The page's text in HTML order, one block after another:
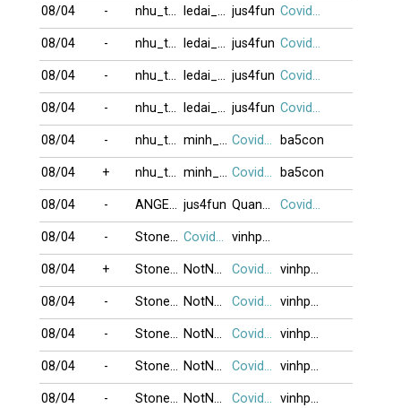
CỜ TƯỚNG
08/04 - nhu_tam ledai_tg jus4fun Covid19
08/04 - nhu_tam ledai_tg jus4fun Covid19
08/04 - nhu_tam ledai_tg jus4fun Covid19
08/04 - nhu_tam ledai_tg jus4fun Covid19
08/04 - nhu_tam minh_62 Covid19 ba5con
08/04 + nhu_tam minh_62 Covid19 ba5con
08/04 - ANGELGIRL jus4fun Quangson Covid19
08/04 - StoneManUSA Covid19 vinhphu1
08/04 + StoneManUSA NotNow29 Covid19 vinhphu1
08/04 - StoneManUSA NotNow29 Covid19 vinhphu1
08/04 - StoneManUSA NotNow29 Covid19 vinhphu1
08/04 - StoneManUSA NotNow29 Covid19 vinhphu1
08/04 - StoneManUSA NotNow29 Covid19 vinhphu1